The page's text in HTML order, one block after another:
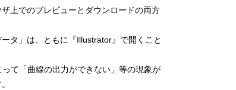
ザ上でのプレビューとダウンロードの両方
ータ」は、ともに『Illustrator』で開くこと
て「曲線の出力ができない」等の現象が